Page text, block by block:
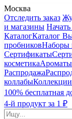
Москва
Отследить заказ
и магазины Начать
КаталогКаталог
пробниковНаборы
Сертификаты
косметикаАроматы
Распродажа
коллабы
100% бесплатная
4-й продукт за 1 ₽